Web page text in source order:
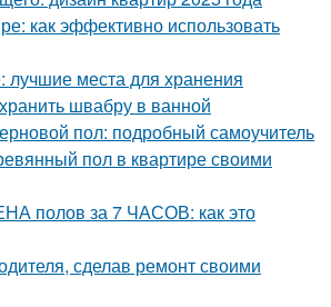
как эффективно использовать
места для хранения
швабру в ванной
пол: подробный самоучитель
пол в квартире своими
полов за 7 ЧАСОВ: как это
сделав ремонт своими